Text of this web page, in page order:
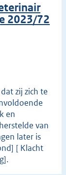
2023/72
zij zich te
en
van
later is
[ Klacht